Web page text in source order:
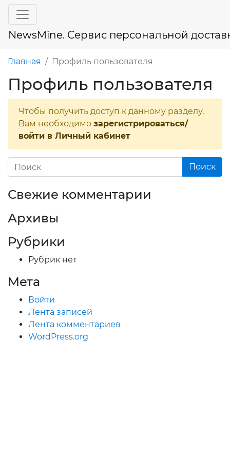
NewsMine. Сервис персональной
Главная Профиль пользователя
Профиль пользователя
Чтобы получить доступ к данному разделу,
Вам необходимо зарегистрироваться/
войти в Личный кабинет
Свежие комментарии
Архивы
Рубрики
Рубрик нет
Мета
Войти
Лента записей
Лента комментариев
WordPress.org